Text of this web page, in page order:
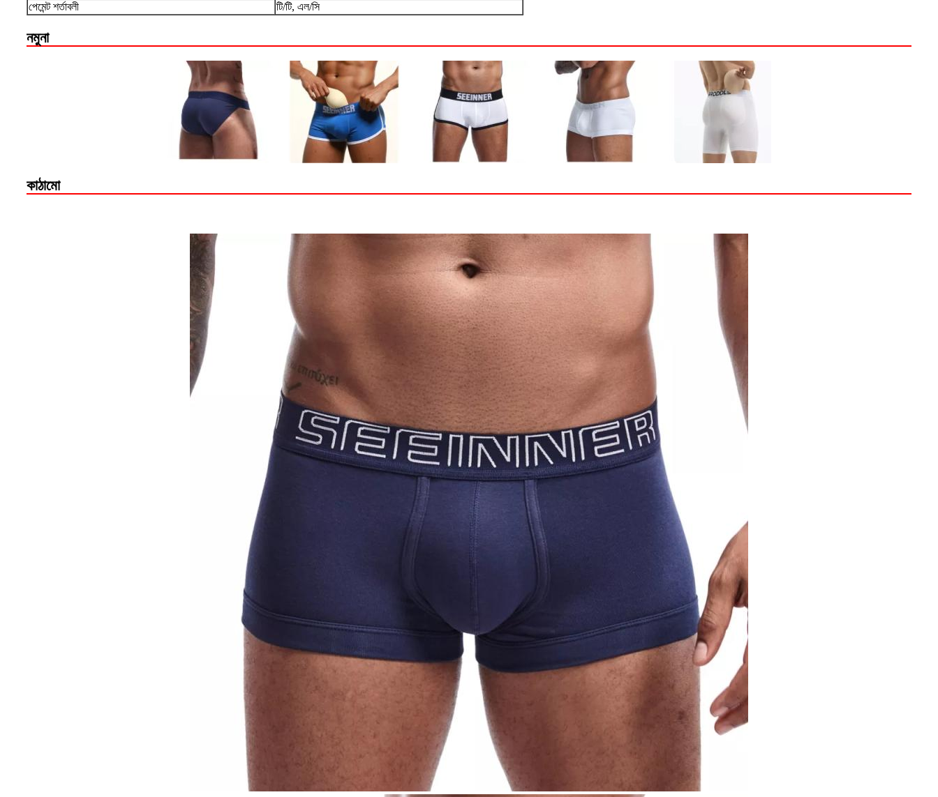
পেমেন্ট শর্তাবলী
টি/টি, এল/সি
নমুনা
কাঠামো